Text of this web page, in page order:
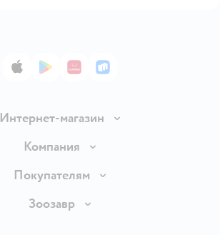
App StoreGoogle Play
AppGallery
RuStore
Интернет-магазин
Доставка и оплата
Обмен и возврат товара
Правила продажи
Компания
О компании
Инвесторам
Покупателям
Бонусные карты
Зоозавр